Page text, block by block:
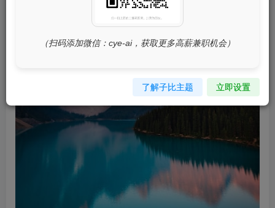
（扫码添加微信：cye-ai，获取更多高薪兼职机会）
了解子比主题 立即设置